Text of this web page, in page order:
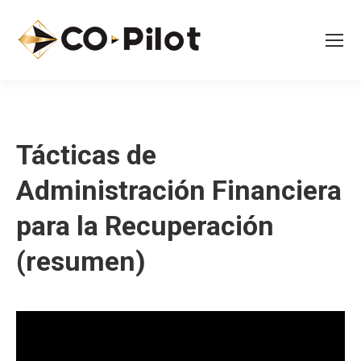
Tácticas de
Administración Financiera
para la Recuperación
(resumen)